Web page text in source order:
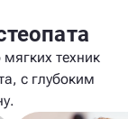
техник
с глубоким